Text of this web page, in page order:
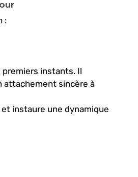
:
premiers instants. Il
attachement sincère à
instaure une dynamique